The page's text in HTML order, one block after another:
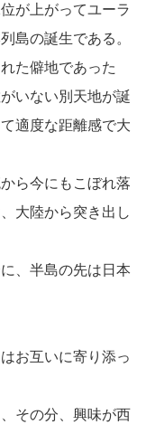
が上がってユーラ
島の誕生である。
た僻地であった
いない別天地が誕
適度な距離感で大
ら今にもこぼれ落
大陸から突き出し
、半島の先は日本
お互いに寄り添っ
その分、興味が西